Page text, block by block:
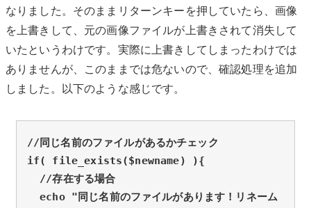
なりました。そのままリターンキーを押していたら、画像
を上書きして、元の画像ファイルが上書きされて消失して
いたというわけです。実際に上書きしてしまったわけでは
ありませんが、このままでは危ないので、確認処理を追加
しました。以下のような感じです。
//同じ名前のファイルがあるかチェック
if( file_exists($newname) ){
  echo "同じ名前のファイルがあります！リネーム